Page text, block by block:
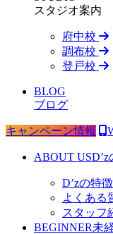
スタジオ案内
府中校
調布校
登戸校
BLOG
ブログ
キャンペーン情報
ABOUT USD’z
D’zの特徴
よくある
スタッフ
BEGINNER未